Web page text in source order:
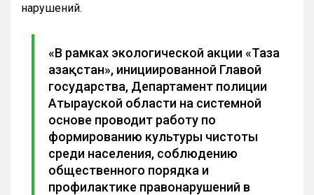
нарушений.
«В рамках экологической акции «Таза
Қазақстан», инициированной Главой
государства, Департамент полиции
Атырауской области на системной
основе проводит работу по
формированию культуры чистоты
среди населения, соблюдению
общественного порядка и
профилактике правонарушений в